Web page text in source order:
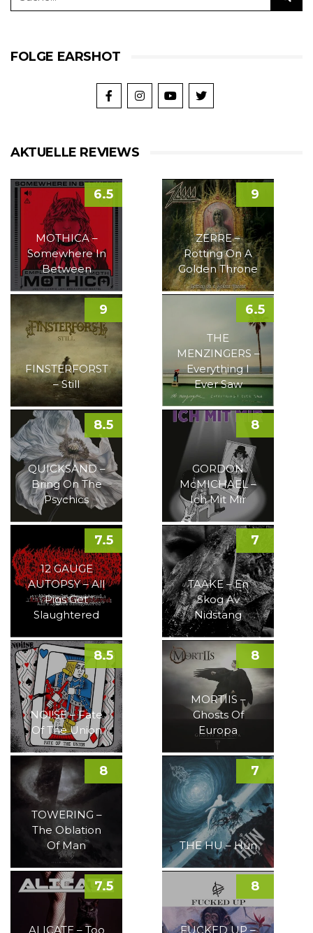
FOLGE EARSHOT
AKTUELLE REVIEWS
MOTHICA –
Somewhere In
Between
6.5
ZERRE –
Rotting On A
Golden Throne
9
FINSTERFORST
– Still
9
THE
MENZINGERS –
Everything I
Ever Saw
6.5
QUICKSAND –
Bring On The
Psychics
8.5
GORDON
McMICHAEL –
Ich Mit Mir
8
12 GAUGE
AUTOPSY – All
Pigs Get
Slaughtered
7.5
TAAKE – En
Skog Av
Nidstang
7
NOI!SE – Fate
Of The Union
8.5
MORTIIS –
Ghosts Of
Europa
8
TOWERING –
The Oblation
Of Man
8
THE HU – Hun
7
ALICATE – Too
7.5
FUCKED UP –
8